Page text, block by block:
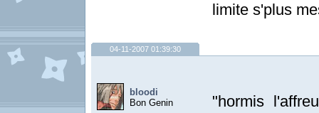
limite s'plus
04-11-2007 01:39:30
bloodi
Bon Genin
"hormis